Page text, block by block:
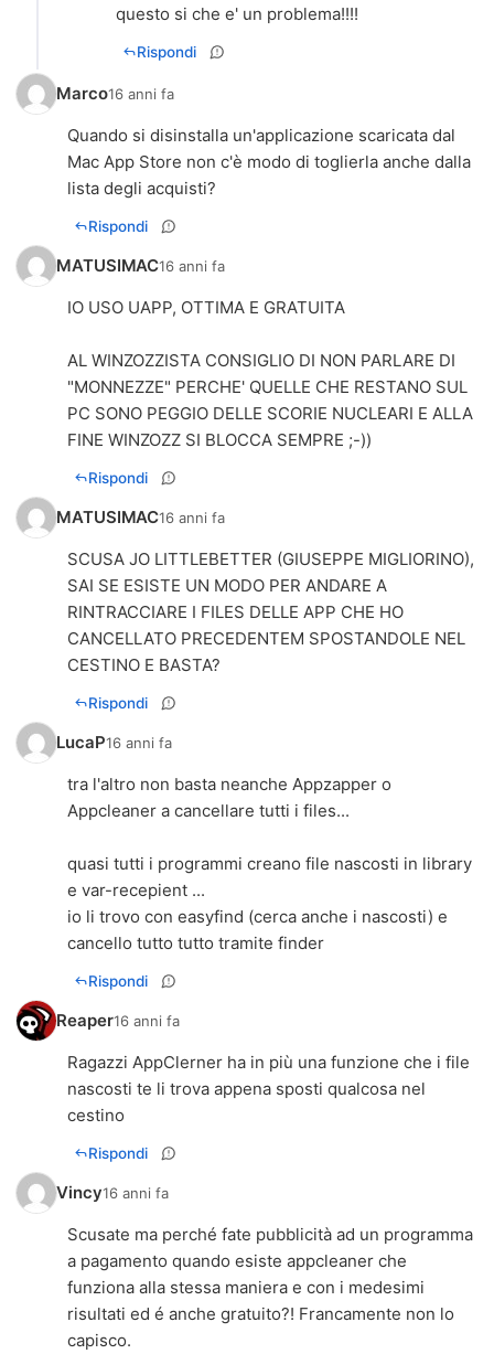
questo si che e' un problema!!!!
Rispondi
Marco16 anni fa
Quando si disinstalla un'applicazione scaricata dal
Mac App Store non c'è modo di toglierla anche dalla
lista degli acquisti?
Rispondi
MATUSIMAC16 anni fa
IO USO UAPP, OTTIMA E GRATUITA
AL WINZOZZISTA CONSIGLIO DI NON PARLARE DI
"MONNEZZE" PERCHE' QUELLE CHE RESTANO SUL
PC SONO PEGGIO DELLE SCORIE NUCLEARI E ALLA
FINE WINZOZZ SI BLOCCA SEMPRE ;-))
Rispondi
MATUSIMAC16 anni fa
SCUSA JO LITTLEBETTER (GIUSEPPE MIGLIORINO),
SAI SE ESISTE UN MODO PER ANDARE A
RINTRACCIARE I FILES DELLE APP CHE HO
CANCELLATO PRECEDENTEM SPOSTANDOLE NEL
CESTINO E BASTA?
Rispondi
LucaP16 anni fa
tra l'altro non basta neanche Appzapper o
Appcleaner a cancellare tutti i files...
quasi tutti i programmi creano file nascosti in library
e var-recepient ...
io li trovo con easyfind (cerca anche i nascosti) e
cancello tutto tutto tramite finder
Rispondi
Reaper16 anni fa
Ragazzi AppClerner ha in più una funzione che i file
nascosti te li trova appena sposti qualcosa nel
cestino
Rispondi
Vincy16 anni fa
Scusate ma perché fate pubblicità ad un programma
a pagamento quando esiste appcleaner che
funziona alla stessa maniera e con i medesimi
risultati ed é anche gratuito?! Francamente non lo
capisco.